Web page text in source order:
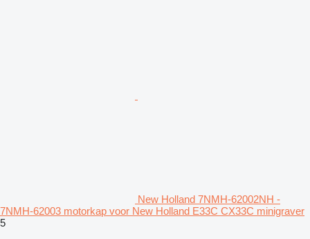
New Holland 7NMH-62002NH -
7NMH-62003 motorkap voor New Holland E33C CX33C minigraver
5